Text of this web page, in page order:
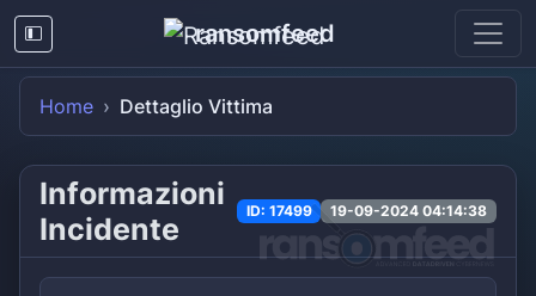
ransomfeed
Home Dettaglio Vittima
Informazioni
Incidente
ID: 17499 19-09-2024 04:14:38